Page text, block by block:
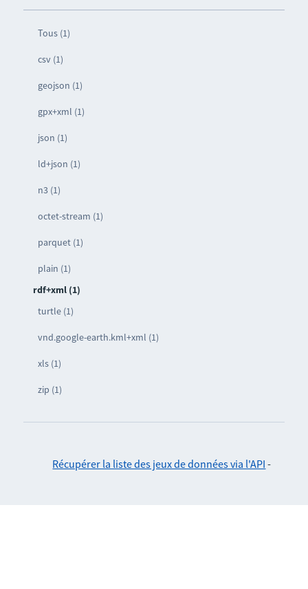
Tous (1)
csv (1)
geojson (1)
gpx+xml (1)
json (1)
ld+json (1)
n3 (1)
octet-stream (1)
parquet (1)
plain (1)
rdf+xml (1)
turtle (1)
vnd.google-earth.kml+xml (1)
xls (1)
zip (1)
Récupérer la liste des jeux de données via l'API -